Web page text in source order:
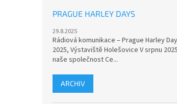
PRAGUE HARLEY DAYS
29.8.2025
Rádiová komunikace – Prague Harley
2025, Výstaviště Holešovice V srpnu 2025
naše společnost Ce...
ARCHIV